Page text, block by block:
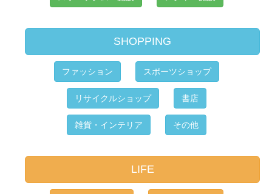
SHOPPING
ファッション スポーツショップ
リサイクルショップ 書店
雑貨・インテリア その他
LIFE